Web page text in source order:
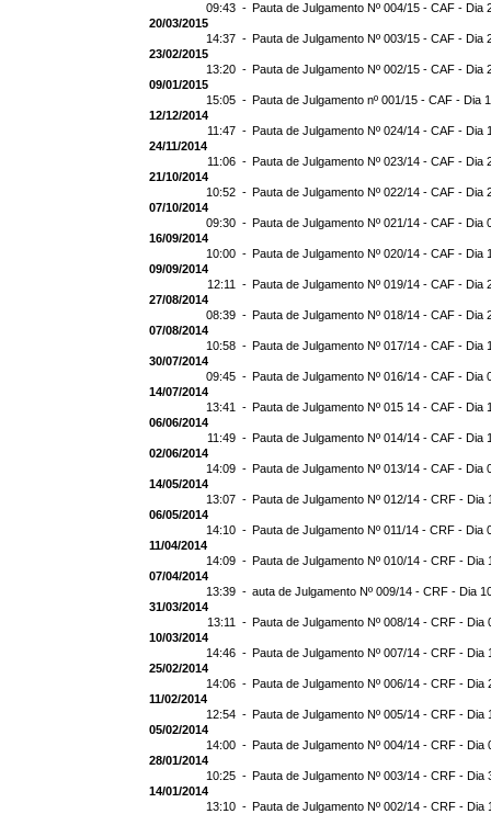
09:43 - Pauta de Julgamento Nº 004/15 - CAF - Dia
20/03/2015
14:37 - Pauta de Julgamento Nº 003/15 - CAF - Dia
23/02/2015
13:20 - Pauta de Julgamento Nº 002/15 - CAF - Dia
09/01/2015
15:05 - Pauta de Julgamento nº 001/15 - CAF - Dia
12/12/2014
11:47 - Pauta de Julgamento Nº 024/14 - CAF - Dia
24/11/2014
11:06 - Pauta de Julgamento Nº 023/14 - CAF - Dia
21/10/2014
10:52 - Pauta de Julgamento Nº 022/14 - CAF - Dia
07/10/2014
09:30 - Pauta de Julgamento Nº 021/14 - CAF - Dia
16/09/2014
10:00 - Pauta de Julgamento Nº 020/14 - CAF - Dia
09/09/2014
12:11 - Pauta de Julgamento Nº 019/14 - CAF - Dia
27/08/2014
08:39 - Pauta de Julgamento Nº 018/14 - CAF - Dia
07/08/2014
10:58 - Pauta de Julgamento Nº 017/14 - CAF - Dia
30/07/2014
09:45 - Pauta de Julgamento Nº 016/14 - CAF - Dia
14/07/2014
13:41 - Pauta de Julgamento Nº 015 14 - CAF - Dia
06/06/2014
11:49 - Pauta de Julgamento Nº 014/14 - CAF - Dia
02/06/2014
14:09 - Pauta de Julgamento Nº 013/14 - CAF - Dia
14/05/2014
13:07 - Pauta de Julgamento Nº 012/14 - CRF - Dia
06/05/2014
14:10 - Pauta de Julgamento Nº 011/14 - CRF - Dia
11/04/2014
14:09 - Pauta de Julgamento Nº 010/14 - CRF - Dia
07/04/2014
13:39 - auta de Julgamento Nº 009/14 - CRF - Dia
31/03/2014
13:11 - Pauta de Julgamento Nº 008/14 - CRF - Dia
10/03/2014
14:46 - Pauta de Julgamento Nº 007/14 - CRF - Dia
25/02/2014
14:06 - Pauta de Julgamento Nº 006/14 - CRF - Dia
11/02/2014
12:54 - Pauta de Julgamento Nº 005/14 - CRF - Dia
05/02/2014
14:00 - Pauta de Julgamento Nº 004/14 - CRF - Dia
28/01/2014
10:25 - Pauta de Julgamento Nº 003/14 - CRF - Dia
14/01/2014
13:10 - Pauta de Julgamento Nº 002/14 - CRF - Dia